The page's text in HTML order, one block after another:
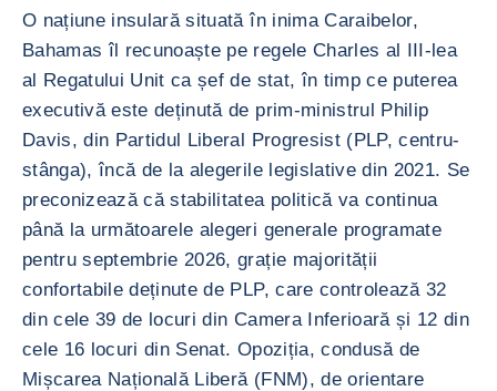
O națiune insulară situată în inima Caraibelor,
Bahamas îl recunoaște pe regele Charles al III-lea
al Regatului Unit ca șef de stat, în timp ce puterea
executivă este deținută de prim-ministrul Philip
Davis, din Partidul Liberal Progresist (PLP, centru-
stânga), încă de la alegerile legislative din 2021. Se
preconizează că stabilitatea politică va continua
până la următoarele alegeri generale programate
pentru septembrie 2026, grație majorității
confortabile deținute de PLP, care controlează 32
din cele 39 de locuri din Camera Inferioară și 12 din
cele 16 locuri din Senat. Opoziția, condusă de
Mișcarea Națională Liberă (FNM), de orientare